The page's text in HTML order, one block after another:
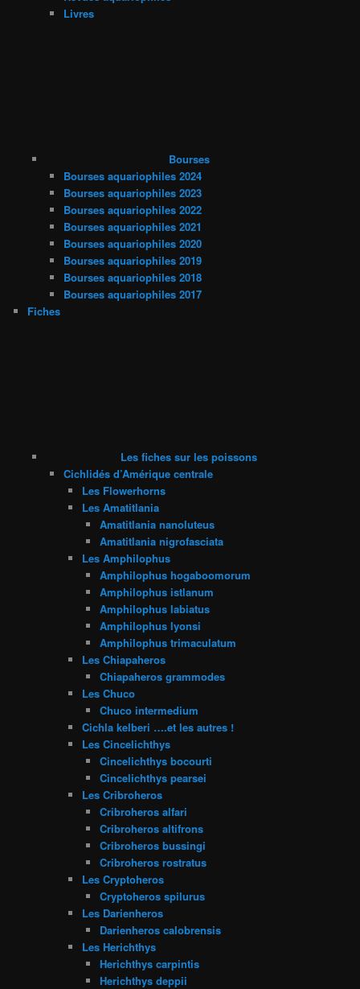
Livres
Bourses
Bourses aquariophiles 2024
Bourses aquariophiles 2023
Bourses aquariophiles 2022
Bourses aquariophiles 2021
Bourses aquariophiles 2020
Bourses aquariophiles 2019
Bourses aquariophiles 2018
Bourses aquariophiles 2017
Fiches
Les fiches sur les poissons
Cichlidés d’Amérique centrale
Les Flowerhorns
Les Amatitlania
Amatitlania nanoluteus
Amatitlania nigrofasciata
Les Amphilophus
Amphilophus hogaboomorum
Amphilophus istlanum
Amphilophus labiatus
Amphilophus lyonsi
Amphilophus trimaculatum
Les Chiapaheros
Chiapaheros grammodes
Les Chuco
Chuco intermedium
Cichla kelberi ….et les autres !
Les Cincelichthys
Cincelichthys bocourti
Cincelichthys pearsei
Les Cribroheros
Cribroheros alfari
Cribroheros altifrons
Cribroheros bussingi
Cribroheros rostratus
Les Cryptoheros
Cryptoheros spilurus
Les Darienheros
Darienheros calobrensis
Les Herichthys
Herichthys carpintis
Herichthys deppii